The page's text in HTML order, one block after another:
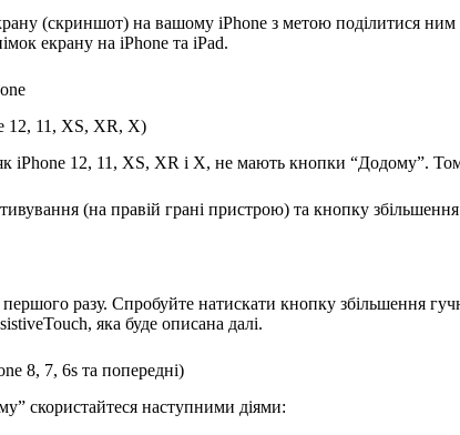
(скриншот) на вашому iPhone з метою поділитися ним
екрану на iPhone та iPad.
12, 11, XS, XR, X)
iPhone 12, 11, XS, XR і X, не мають кнопки “Додому”.
(на правій грані пристрою) та кнопку збільшення
разу. Спробуйте натискати кнопку збільшення
яка буде описана далі.
8, 7, 6s та попередні)
скористайтеся наступними діями: